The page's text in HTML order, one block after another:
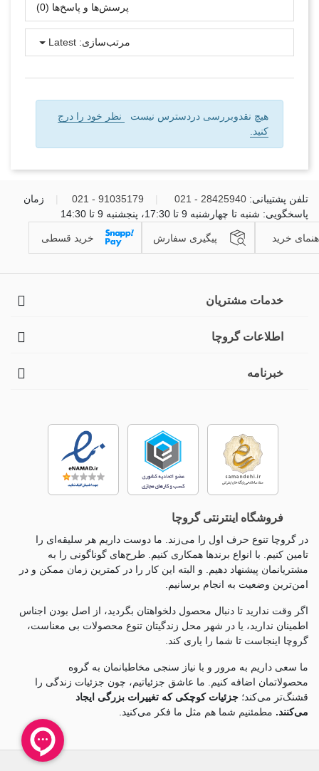
پرسش‌ها و پاسخ‌ها (0)
مرتب‌سازی: Latest
هیچ نقدوبررسی دردسترس نیست
نظر خود را درج
کنید.
تلفن پشتیبانی: 28425940 - 021
91035179 - 021
زمان
پاسخگویی: شنبه تا چهارشنبه 9 تا 17:30، پنجشنبه 9 تا 14:30
خرید پیگیری سفارش خرید قسطی
خدمات مشتریان
اطلاعات گروچا
خبرنامه
فروشگاه اینترنتی گروچا
در گروچا تنوع حرف اول را می‌زند. ما دوست داریم هر سلیقه‌ای را
تامین کنیم. با انواع برندها همکاری کنیم. طرح‌های گوناگونی را به
مشتریانمان پیشنهاد دهیم. و البته این کار را در کمترین زمان ممکن و در
امن‌ترین وضعیت به انجام برسانیم.
اگر وقت ندارید تا دنبال محصول دلخواهتان بگردید، از اصل بودن اجناس
اطمینان ندارید، یا در شهر محل زندگیتان تنوع محصولات بی معناست،
گروچا اینجاست تا شما را یاری کند.
ما سعی داریم به مرور و با نیاز سنجی مخاطبانمان به گروه
محصولاتمان اضافه کنیم. ما عاشق جزئياتیم، چون جزئيات زندگی را
قشنگ‌تر می‌کند؛ جزئیات کوچکی که تغییرات بزرگی ایجاد
می‌کنند. مطمئنیم شما هم مثل ما فکر می‌کنید.